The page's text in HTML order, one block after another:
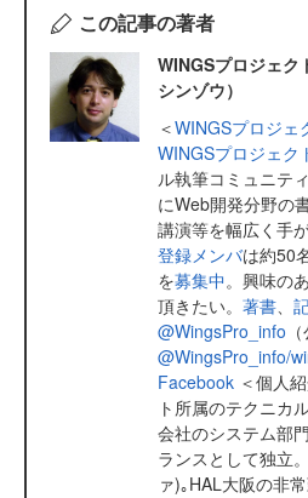
この記事の著者
WINGSプロジェク
シンゾウ）
＜WINGSプロジェ
WINGSプロジェク
ル執筆コミュニテ
にWeb開発分野の
講演等を幅広く手
登録メンバは約50
を募集中。興味の
頂きたい。 著書、
@WingsPro_info
@WingsPro_info/
Facebook ＜個人
ト所属のテクニカ
会社のシステム部
ランスとして独立
ァ)｡HAL大阪の非